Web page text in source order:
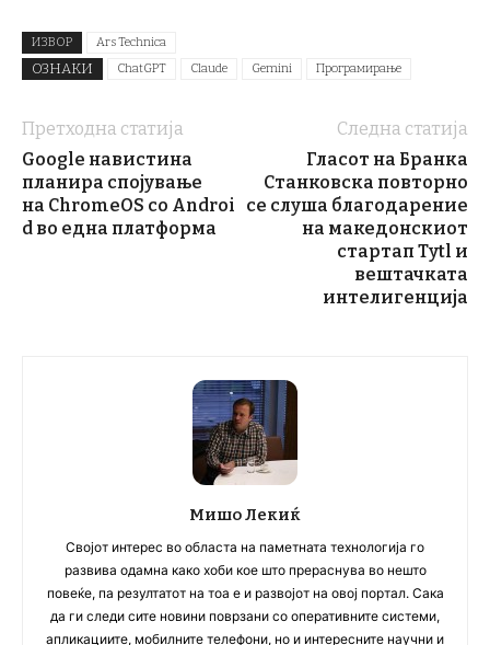
ИЗВОР Ars Technica
ОЗНАКИ ChatGPT Claude Gemini Програмирање
Претходна статија
Google навистина
планира спојување
на ChromeOS со Androi
d во една платформа
Следна статија
Гласот на Бранка
Станковска повторно
се слуша благодарение
на македонскиот
стартап Tytl и
вештачката
интелигенција
Мишо Лекиќ
Својот интерес во областа на паметната технологија го
развива одамна како хоби кое што прераснува во нешто
повеќе, па резултатот на тоа е и развојот на овој портал. Сака
да ги следи сите новини поврзани со оперативните системи,
апликациите, мобилните телефони, но и интересните научни и